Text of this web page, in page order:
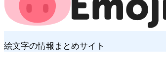
絵文字の情報まとめサイト